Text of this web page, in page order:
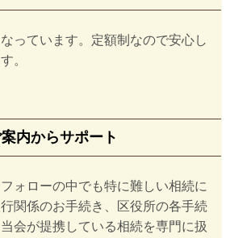
っています。定額制なので安心し
。
内からサポート
ォローの中でも特に難しい相続に
関係のお手続き、区役所の各手続
会が提携している相続を専門に扱